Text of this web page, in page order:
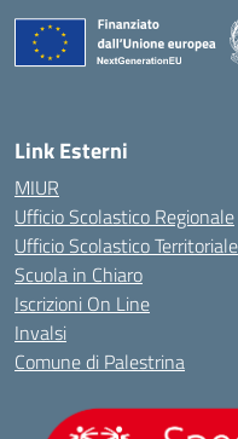
Link Esterni
MIUR
Ufficio Scolastico Regionale
Ufficio Scolastico Territoriale
Scuola in Chiaro
Iscrizioni On Line
Invalsi
Comune di Palestrina